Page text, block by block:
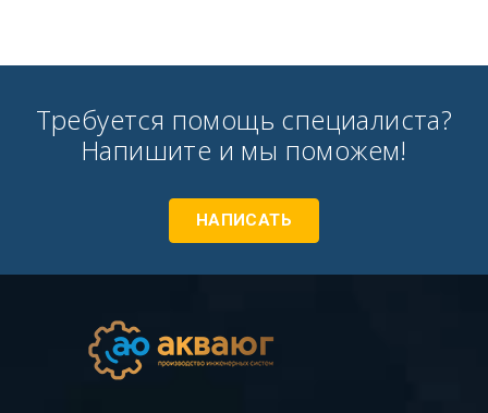
Требуется помощь специалиста?
Напишите и мы поможем!
НАПИСАТЬ